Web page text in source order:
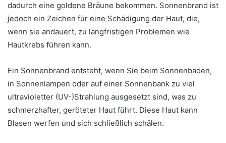
dadurch eine goldene Bräune bekommen. Sonnenbrand ist
jedoch ein Zeichen für eine Schädigung der Haut, die,
wenn sie andauert, zu langfristigen Problemen wie
Hautkrebs führen kann.
Ein Sonnenbrand entsteht, wenn Sie beim Sonnenbaden,
in Sonnenlampen oder auf einer Sonnenbank zu viel
ultravioletter (UV-)Strahlung ausgesetzt sind, was zu
schmerzhafter, geröteter Haut führt. Diese Haut kann
Blasen werfen und sich schließlich schälen.